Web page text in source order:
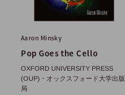
Aaron Minsky
Pop Goes the Cello
OXFORD UNIVERSITY PRESS
(OUP)・オックスフォード大学出版
局